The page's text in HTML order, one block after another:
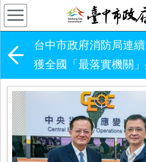
台中市政府消防局連
獲全國「最落實機關」